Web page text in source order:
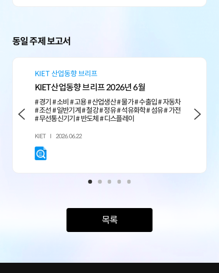
동일 주제 보고서
KIET 산업동향 브리프
KIET산업동향 브리프 2026년 6월
# 경기 # 소비 # 고용 # 산업생산 # 물가 # 수출입 # 자동차
KIET 2026.06.22
# 제조업 #
목록